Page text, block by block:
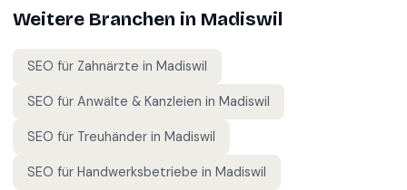
Weitere Branchen in Madiswil
SEO für Zahnärzte in Madiswil
SEO für Anwälte & Kanzleien in Madiswil
SEO für Treuhänder in Madiswil
SEO für Handwerksbetriebe in Madiswil